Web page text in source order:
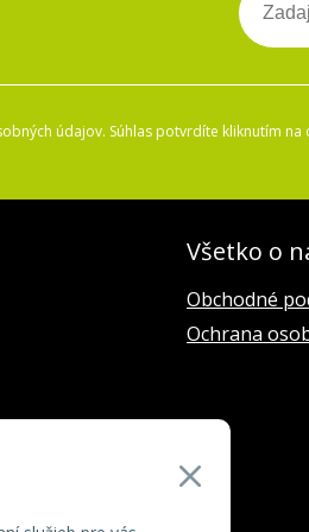
údajov. Súhlas potvrdíte kliknutím
Všetko o
Obchodné
Ochrana